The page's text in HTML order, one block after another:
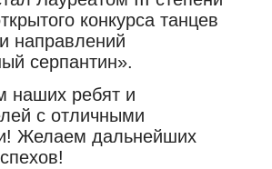
конкурса танцев
направлений
серпантин».
наших ребят и
с отличными
Желаем дальнейших